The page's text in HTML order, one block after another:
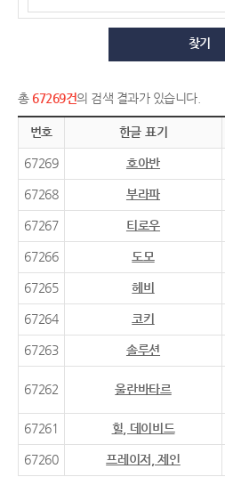
찾기
총 67269건의 검색 결과가 있습니다.
번호 한글 표기
67269 호아반
67268 부라파
67267 티로우
67266 도모
67265 헤비
67264 코키
67263 솔루션
67262 울란바타르
67261 힐, 데이비드
67260 프레이저, 제인